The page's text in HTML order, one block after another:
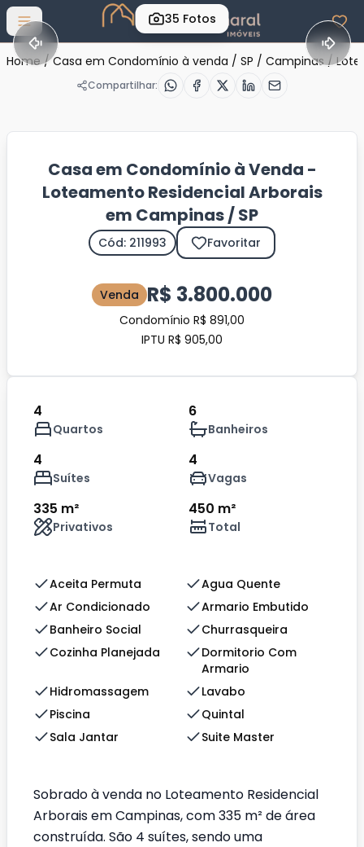
Abrir menu
35 Fotos
Home / Casa em Condomínio à venda / SP / Campinas /
Compartilhar:
Casa em Condomínio à Venda -
Loteamento Residencial Arborais
em Campinas / SP
Cód: 211993 Favoritar
Venda R$ 3.800.000
Condomínio R$ 891,00
IPTU R$ 905,00
4
Quartos
6
Banheiros
4
Suítes
4
Vagas
335 m²
Privativos
450 m²
Total
Aceita Permuta
Agua Quente
Ar Condicionado
Armario Embutido
Banheiro Social
Churrasqueira
Cozinha Planejada
Dormitorio Com
Armario
Hidromassagem
Lavabo
Piscina
Quintal
Sala Jantar
Suite Master
Sobrado à venda no Loteamento Residencial
Arborais em Campinas, com 335 m² de área
construída. São 4 suítes, sendo uma